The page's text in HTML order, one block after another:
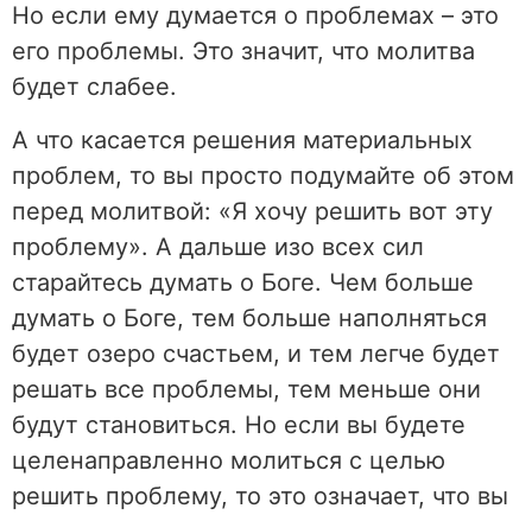
Но если ему думается о проблемах – это
его проблемы. Это значит, что молитва
будет слабее.
А что касается решения материальных
проблем, то вы просто подумайте об этом
перед молитвой: «Я хочу решить вот эту
проблему». А дальше изо всех сил
старайтесь думать о Боге. Чем больше
думать о Боге, тем больше наполняться
будет озеро счастьем, и тем легче будет
решать все проблемы, тем меньше они
будут становиться. Но если вы будете
целенаправленно молиться с целью
решить проблему, то это означает, что вы